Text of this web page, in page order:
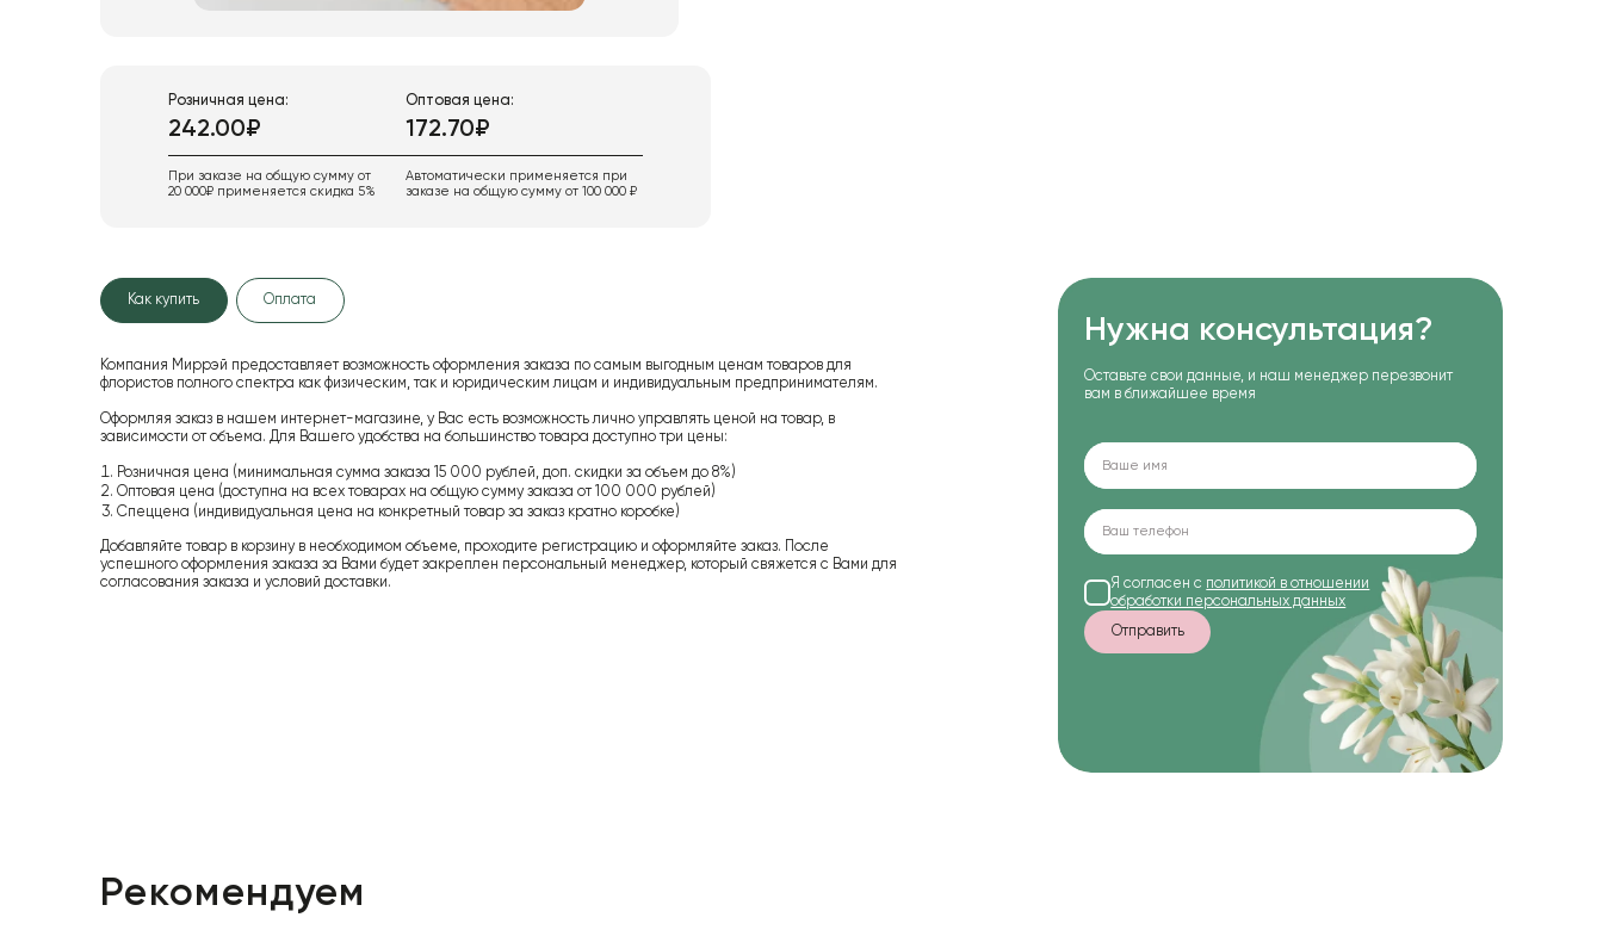
Розничная цена:
242.00₽
При заказе на общую сумму от
20 000₽ применяется скидка 5%
Оптовая цена:
172.70₽
Автоматически применяется при
заказе на общую сумму от 100 000 ₽
Как купить Оплата
Компания Миррэй предоставляет возможность оформления заказа по самым выгодным ценам товаров для
флористов полного спектра как физическим, так и юридическим лицам и индивидуальным предпринимателям.
Оформляя заказ в нашем интернет-магазине, у Вас есть возможность лично управлять ценой на товар, в
зависимости от объема. Для Вашего удобства на большинство товара доступно три цены:
Розничная цена (минимальная сумма заказа 15 000 рублей, доп. скидки за объем до 8%)
Оптовая цена (доступна на всех товарах на общую сумму заказа от 100 000 рублей)
Спеццена (индивидуальная цена на конкретный товар за заказ кратно коробке)
Добавляйте товар в корзину в необходимом объеме, проходите регистрацию и оформляйте заказ. После
успешного оформления заказа за Вами будет закреплен персональный менеджер, который свяжется с Вами для
согласования заказа и условий доставки.
Нужна консультация?
Оставьте свои данные, и наш менеджер перезвонит
вам в ближайшее время
Я согласен с политикой в отношении
обработки персональных данных
Отправить
Рекомендуем